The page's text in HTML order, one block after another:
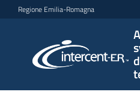
Vai al contenuto
Vai alla navigazione
Vai al footer
Regione Emilia-Romagna
per lo
sviluppo